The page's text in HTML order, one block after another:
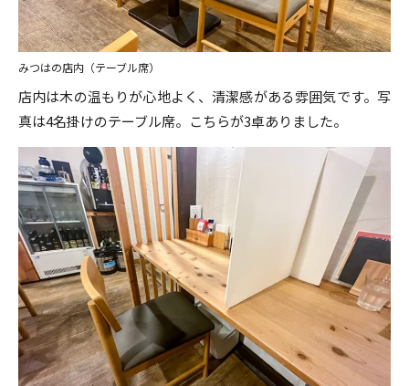
みつはの店内（テーブル席）
店内は木の温もりが心地よく、清潔感がある雰囲気です。写
真は4名掛けのテーブル席。こちらが3卓ありました。